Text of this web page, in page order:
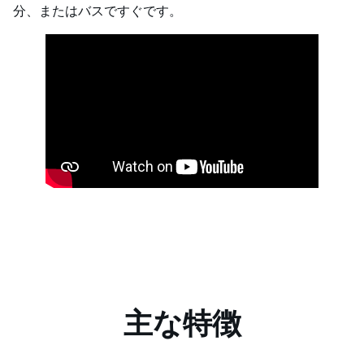
分、またはバスですぐです。
主な特徴